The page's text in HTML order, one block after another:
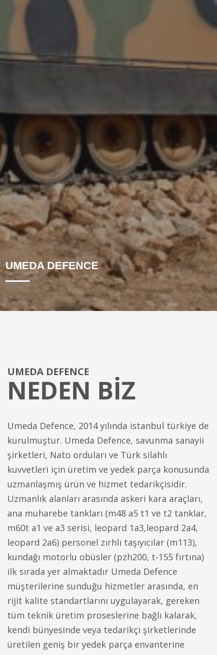
UMEDA DEFENCE
UMEDA DEFENCE
NEDEN BİZ
Umeda Defence, 2014 yılında istanbul türkiye de
kurulmuştur. Umeda Defence, savunma sanayii
şirketleri, Nato orduları ve Türk silahlı
kuvvetleri için üretim ve yedek parça konusunda
uzmanlaşmış ürün ve hizmet tedarikçisidir.
Uzmanlık alanları arasında askeri kara araçları,
ana muharebe tankları (m48 a5 t1 ve t2 tanklar,
m60t a1 ve a3 serisi, leopard 1a3,leopard 2a4,
leopard 2a6) personel zırhlı taşıyıcılar (m113),
kundağı motorlu obüsler (pzh200, t-155 fırtına)
ilk sırada yer almaktadır Umeda Defence
müşterilerine sunduğu hizmetler arasında, en
rijit kalite standartlarını uygulayarak, gereken
tüm teknik üretim proseslerine bağlı kalarak,
kendi bünyesinde veya tedarikçi şirketlerinde
üretilen geniş bir yedek parça envanterine